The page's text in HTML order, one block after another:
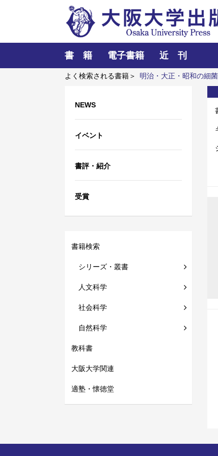
書 籍 電子書籍 近 刊
よく検索される書籍＞ 明治・大正・昭和の細
A Narrow Bridge（一本の細い橋）
NEWS
イベント
書評・紹介
受賞
書籍検索
シリーズ・叢書
人文科学
社会科学
自然科学
教科書
大阪大学関連
適塾・懐徳堂